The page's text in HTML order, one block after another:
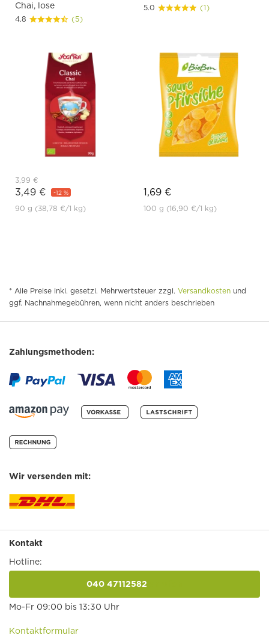
Chai, lose
4.8 (5)
3,99 €
3,49 € -12 %
90 g (38,78 €/1 kg)
5.0 (1)
1,69 €
100 g (16,90 €/1 kg)
* Alle Preise inkl. gesetzl. Mehrwertsteuer zzgl. Versandkosten und
ggf. Nachnahmegebühren, wenn nicht anders beschrieben
Zahlungsmethoden:
Wir versenden mit:
Kontakt
Hotline:
040 47112582
Mo-Fr 09:00 bis 13:30 Uhr
Kontaktformular